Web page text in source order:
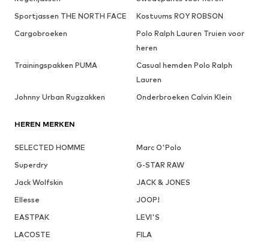
Sportjassen THE NORTH FACE
Kostuums ROY ROBSON
Cargobroeken
Polo Ralph Lauren Truien voor
heren
Trainingspakken PUMA
Casual hemden Polo Ralph
Lauren
Johnny Urban Rugzakken
Onderbroeken Calvin Klein
HEREN MERKEN
SELECTED HOMME
Marc O'Polo
Superdry
G-STAR RAW
Jack Wolfskin
JACK & JONES
Ellesse
JOOP!
EASTPAK
LEVI'S
LACOSTE
FILA